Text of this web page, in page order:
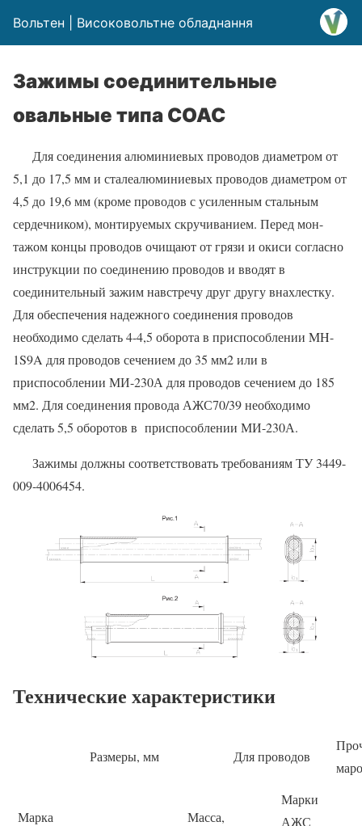
Вольтен | Високовольтне обладнання
Зажимы соединительные
овальные типа СОАС
Для соединения алюминиевых проводов диаметром от
5,1 до 17,5 мм и сталеалюминиевых проводов диаметром от
4,5 до 19,6 мм (кроме проводов с усиленным стальным
сердечником), монтируемых скручиванием. Перед мон-
тажом концы проводов очищают от грязи и окиси согласно
инструкции по соединению проводов и вводят в
соединительный зажим навстречу друг другу внахлестку.
Для обеспечения надежного соединения проводов
необходимо сделать 4-4,5 оборота в приспособлении MH-
1S9A для проводов сечением до 35 мм2 или в
приспособлении МИ-230А для проводов сечением до 185
мм2. Для соединения провода АЖС70/39 необходимо
сделать 5,5 оборотов в приспособлении МИ-230А.
Зажимы должны соответствовать требованиям ТУ 3449-
009-4006454.
Технические характеристики
Марка
Размеры, мм
Масса,
Для проводов
Марки
АЖС